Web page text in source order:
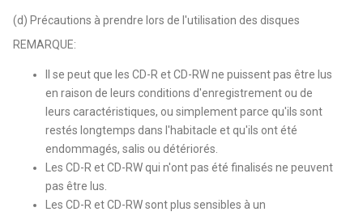
(d) Précautions à prendre lors de l'utilisation des disques
REMARQUE:
Il se peut que les CD-R et CD-RW ne puissent pas être lus
en raison de leurs conditions d'enregistrement ou de
leurs caractéristiques, ou simplement parce qu'ils sont
restés longtemps dans l'habitacle et qu'ils ont été
endommagés, salis ou détériorés.
Les CD-R et CD-RW qui n'ont pas été finalisés ne peuvent
pas être lus.
Les CD-R et CD-RW sont plus sensibles à un